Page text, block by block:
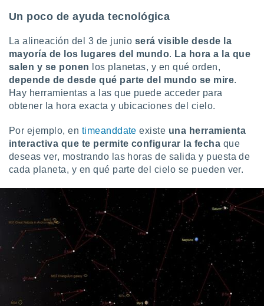
e
mediante
publicidad
publicidad
de
1199
Un poco de ayuda tecnológica
La alineación del 3 de junio será visible desde la
mayoría de los lugares del mundo. La hora a la que
salen y se ponen los planetas, y en qué orden,
depende de desde qué parte del mundo se mire.
Hay herramientas a las que puede acceder para
obtener la hora exacta y ubicaciones del cielo.
Por ejemplo, en timeanddate existe una herramienta
interactiva que te permite configurar la fecha que
deseas ver, mostrando las horas de salida y puesta de
cada planeta, y en qué parte del cielo se pueden ver.